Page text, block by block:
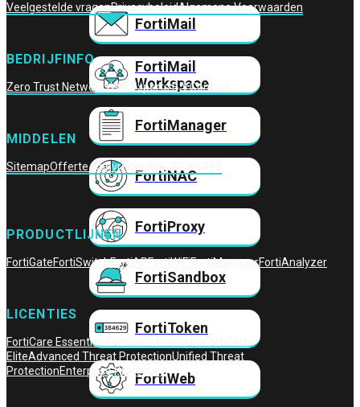
FortiMail
FortiMail
Workspace
FortiManager
FortiNAC
FortiProxy
FortiSandbox
FortiToken
FortiWeb
Veelgestelde vragenPrivacybeleidAlgemene Voorwaarden
BEDRIJFINFO
Zero Trust NetworksWifi Experts B.V.Contact
MIDDELEN
SitemapOfferte Aanvragen
PRODUCTLIJNEN
FortiGateFortiSwitchFortiAPFortiWiFiFortiManagerFortiAnalyzer
LICENTIES
FortiCare Essentials
EliteAdvanced Threat ProtectionUnified Threat
ProtectionEnterprise Protection